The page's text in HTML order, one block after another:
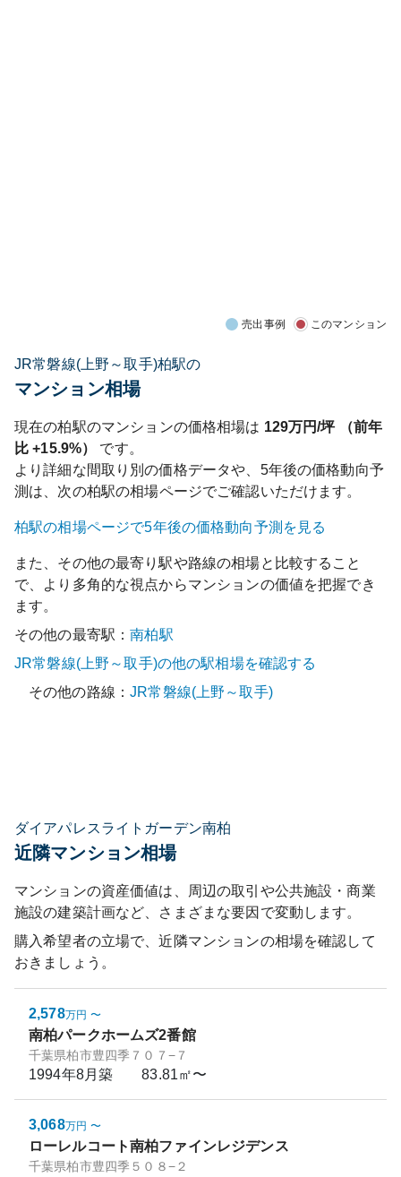
売出事例 このマンション
JR常磐線(上野～取手)柏駅の
マンション相場
現在の柏駅のマンションの価格相場は 129万円/坪 （前年
比+15.9%）
です。
より詳細な間取り別の価格データや、5年後の価格動向予
測は、次の柏駅の相場ページでご確認いただけます。
柏駅の相場ページで5年後の価格動向予測を見る
また、その他の最寄り駅や路線の相場と比較すること
で、より多角的な視点からマンションの価値を把握でき
ます。
その他の最寄駅：南柏駅
JR常磐線(上野～取手)の他の駅相場を確認する
その他の路線：JR常磐線(上野～取手)
ダイアパレスライトガーデン南柏
近隣マンション相場
マンションの資産価値は、周辺の取引や公共施設・商業
施設の建築計画など、さまざまな要因で変動します。
購入希望者の立場で、近隣マンションの相場を確認して
おきましょう。
2,578万円 〜
南柏パークホームズ2番館
千葉県柏市豊四季７０７−７
1994年8月築 83.81㎡〜
3,068万円 〜
ローレルコート南柏ファインレジデンス
千葉県柏市豊四季５０８−２